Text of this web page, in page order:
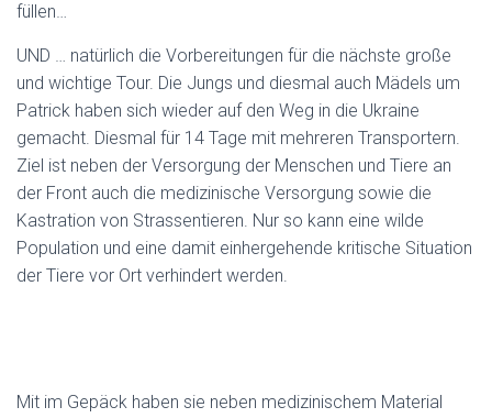
füllen…
UND … natürlich die Vorbereitungen für die nächste große
und wichtige Tour. Die Jungs und diesmal auch Mädels um
Patrick haben sich wieder auf den Weg in die Ukraine
gemacht. Diesmal für 14 Tage mit mehreren Transportern.
Ziel ist neben der Versorgung der Menschen und Tiere an
der Front auch die medizinische Versorgung sowie die
Kastration von Strassentieren. Nur so kann eine wilde
Population und eine damit einhergehende kritische Situation
der Tiere vor Ort verhindert werden.
Mit im Gepäck haben sie neben medizinischem Material